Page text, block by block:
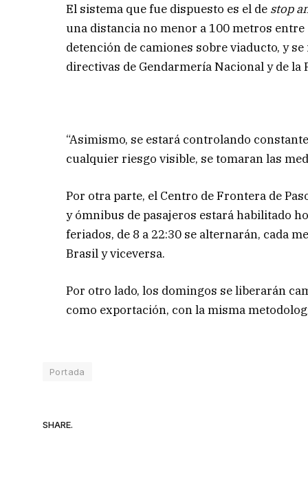
El sistema que fue dispuesto es el de stop
una distancia no menor a 100 metros
detención de camiones sobre viaducto, y
directivas de Gendarmería Nacional y de la
“Asimismo, se estará controlando
cualquier riesgo visible, se tomaran las
Por otra parte, el Centro de Frontera de
y ómnibus de pasajeros estará habilitado
feriados, de 8 a 22:30 se alternarán, cada
Brasil y viceversa.
Por otro lado, los domingos se liberarán
como exportación, con la misma
Portada
SHARE.